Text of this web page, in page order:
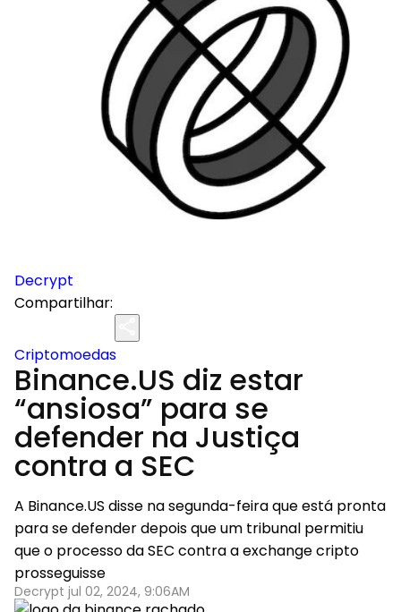
Decrypt
Compartilhar:
Criptomoedas
Binance.US diz estar
“ansiosa” para se
defender na Justiça
contra a SEC
A Binance.US disse na segunda-feira que está pronta
para se defender depois que um tribunal permitiu
que o processo da SEC contra a exchange cripto
prosseguisse
Decrypt jul 02, 2024, 9:06AM